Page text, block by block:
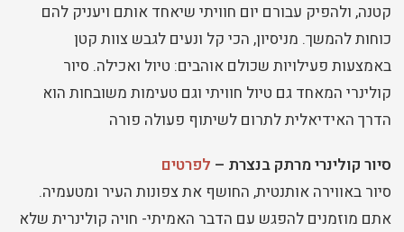
קטנה, ולהפיק עבורם יום חוויתי שיאחד אותם ויעניק להם
כוחות להמשך. מניסיון, הכי קל ונעים לגבש צוות קטן
באמצעות פעילויות שכולם אוהבים: טיול ואכילה. סיור
קולינרי המאחד גם טיול חוויתי וגם טעימות משובחות הוא
הדרך האידיאלית לתרום לשיתוף פעולה פורה
סיור קולינרי מרתק בנצרת – לפרטים
סיור באווירה אותנטית, החושף את צפונות העיר ומטעמיה.
אתם מוזמנים להפגש עם הדבר האמיתי- חויה קולינרית שלא